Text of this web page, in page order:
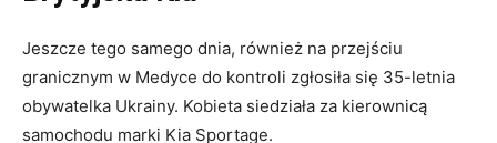
Jeszcze tego samego dnia, również na przejściu
granicznym w Medyce do kontroli zgłosiła się 35-letnia
obywatelka Ukrainy. Kobieta siedziała za kierownicą
samochodu marki Kia Sportage.